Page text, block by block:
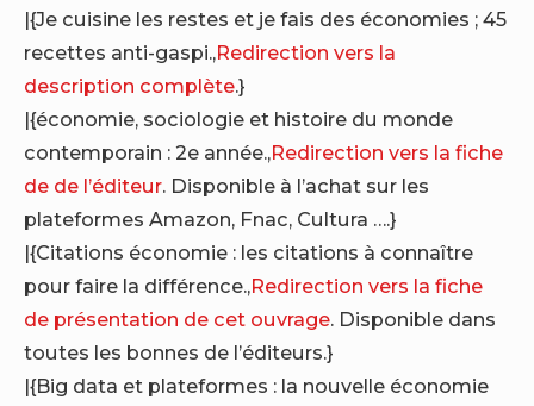
|{Je cuisine les restes et je fais des économies ; 45
recettes anti-gaspi.,Redirection vers la
description complète.}
|{économie, sociologie et histoire du monde
contemporain : 2e année.,Redirection vers la fiche
de de l’éditeur. Disponible à l’achat sur les
plateformes Amazon, Fnac, Cultura ….}
|{Citations économie : les citations à connaître
pour faire la différence.,Redirection vers la fiche
de présentation de cet ouvrage. Disponible dans
toutes les bonnes de l’éditeurs.}
|{Big data et plateformes : la nouvelle économie